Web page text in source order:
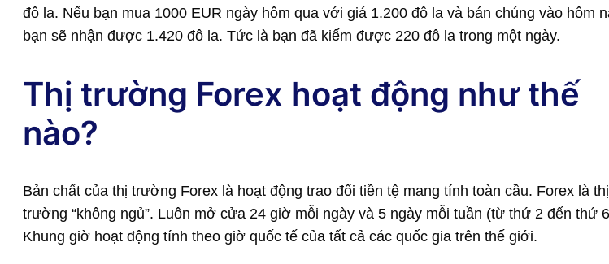
đô la. Nếu bạn mua 1000 EUR ngày hôm qua với giá 1.200 đô la và bán chúng vào hôm
bạn sẽ nhận được 1.420 đô la. Tức là bạn đã kiếm được 220 đô la trong một ngày.
Thị trường Forex hoạt động như thế
nào?
Bản chất của thị trường Forex là hoạt động trao đổi tiền tệ mang tính toàn cầu. Forex là thị
trường “không ngủ”. Luôn mở cửa 24 giờ mỗi ngày và 5 ngày mỗi tuần (từ thứ 2 đến thứ
Khung giờ hoạt động tính theo giờ quốc tế của tất cả các quốc gia trên thế giới.